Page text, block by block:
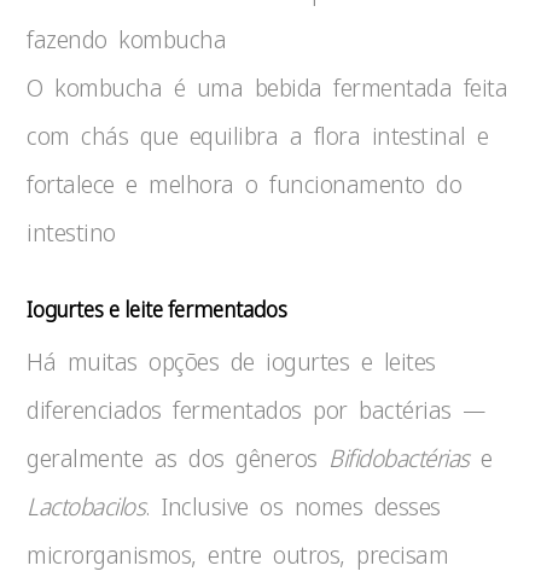
O kombucha é uma bebida fermentada feita
com chás que equilibra a flora intestinal e
fortalece e melhora o funcionamento do
intestino
Iogurtes e leite fermentados
Há muitas opções de iogurtes e leites
diferenciados fermentados por bactérias —
geralmente as dos gêneros Bifidobactériase
Lactobacilos. Inclusive os nomes desses
microrganismos, entre outros, precisam